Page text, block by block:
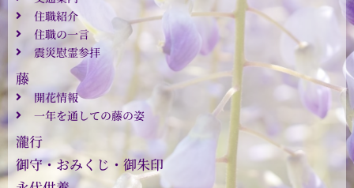
住職紹介
住職の一言
震災慰霊参拝
藤
開花情報
一年を通しての藤の姿
瀧行
御守・おみくじ・御朱印